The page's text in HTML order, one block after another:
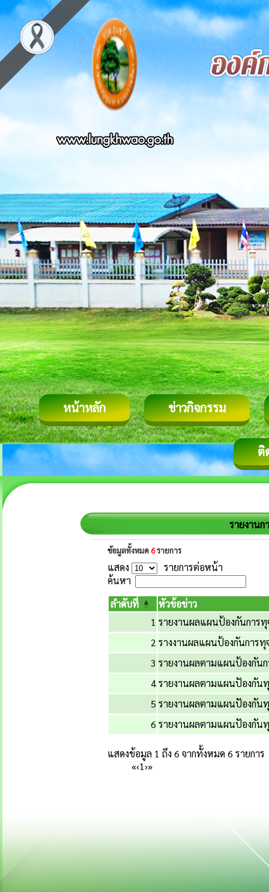
หน้าหลัก ข่าวกิจกรรม
ติ
รายงาน
ข้อมูลทั้งหมด6รายการ
แสดง
รายการต่อหน้า
ค้นหา
ลำดับที่
หัวข้อข่าว
1 รายงานผลแผนป้องกันการ
2 รางงานผลแผนป้องกันการ
3 รายงานผลตามแผนป้องกัน
4รายงานผลตามแผนปัองกัน
5 รายงานผลตามแผนปัองกัน
6 รายงานผลตามแผนปัองกัน
แสดงข้อมูล 1 ถึง 6 จากทั้งหมด 6 รายการ
«‹1›»